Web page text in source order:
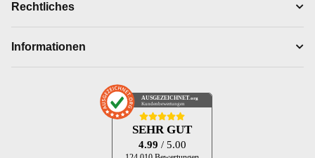
Rechtliches
Informationen
AUSGEZEICHNET .org
Kundenbewertungen
SEHR GUT
4.99 / 5.00